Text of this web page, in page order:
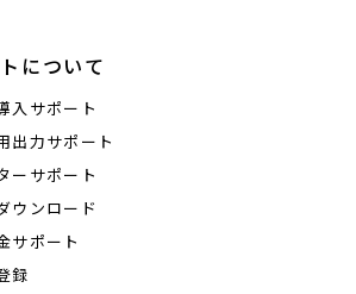
について
入サポート
出力サポート
ーサポート
ウンロード
サポート
録